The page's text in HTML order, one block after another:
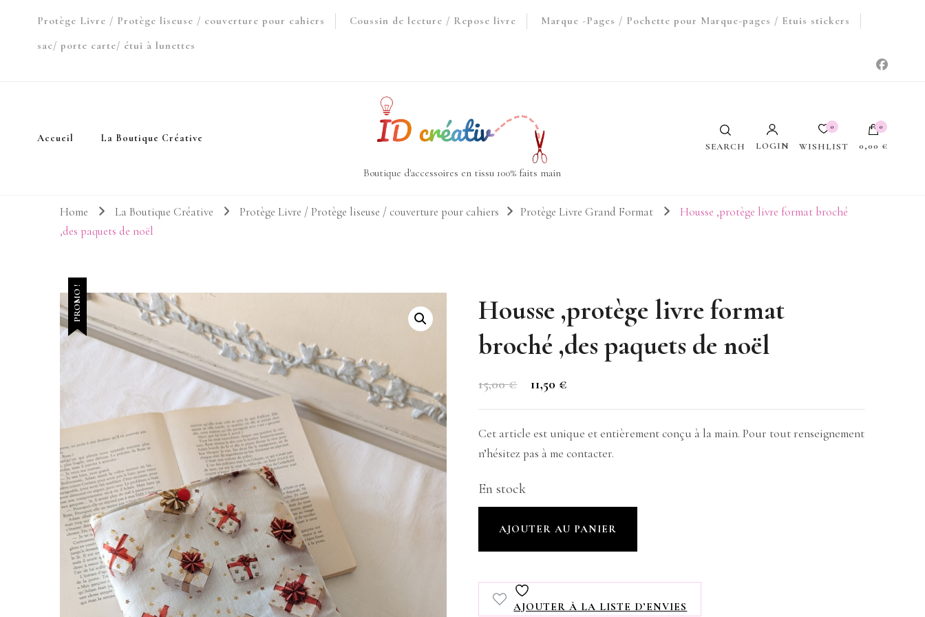
Protège Livre / Protège liseuse / couverture pour cahiers Coussin de lecture / Repose livre
Marque -Pages / Pochette pour Marque-pages / Etuis stickers
sac/ porte carte/ étui à lunettes
Accueil La Boutique Créative
Boutique d'accessoires en tissu 100% faits main
SEARCH LOGIN
0
WISHLIST
0
0,00 €
Home
La Boutique Créative Protège Livre / Protège liseuse / couverture pour cahiers Protège Livre Grand Format
Housse ,protège livre format broché
,des paquets de noël
PROMO !
Housse ,protège livre format
broché ,des paquets de noël
15,00€
Le
prix
était :
11,50 €
prix
est :
Cet article est unique et entièrement conçu à la main. Pour tout renseignement
n’hésitez pas à me contacter.
En stock
,protège
AJOUTER AU PANIER
AJOUTER À LA LISTE D’ENVIES